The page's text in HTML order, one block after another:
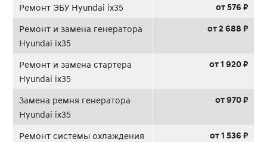
Ремонт ЭБУ Hyundai ix35 от 576 ₽
Ремонт и замена генератора
Hyundai ix35
от 2 688 ₽
Ремонт и замена стартера
Hyundai ix35
от 1 920 ₽
Замена ремня генератора
Hyundai ix35
от 970 ₽
Ремонт системы охлаждения
от 1 536 ₽